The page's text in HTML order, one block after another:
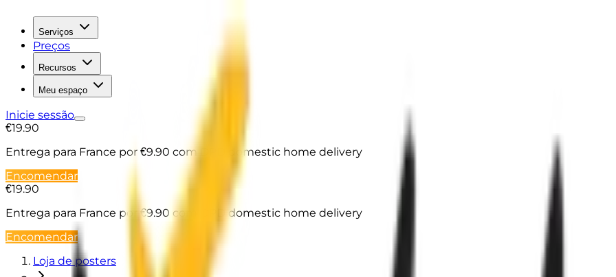
Serviços
Preços
Recursos
Meu espaço
Inicie sessão
€19.90
Entrega para France por €9.90 com DPD domestic home delivery
Encomendar
€19.90
Entrega para France por €9.90 com DPD domestic home delivery
Encomendar
Loja de posters